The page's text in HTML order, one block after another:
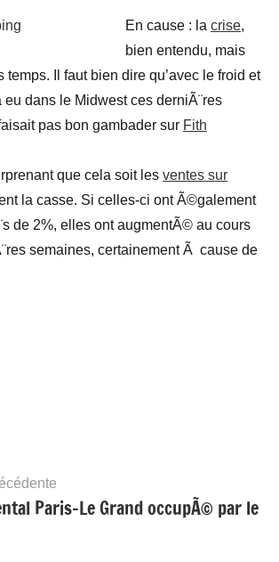
En cause : la crise,
bien entendu, mais
temps. Il faut bien dire qu’avec le froid et
eu dans le Midwest ces derniÃ¨res
pas bon gambader sur Fith
que cela soit les ventes sur
la casse. Si celles-ci ont Ã©galement
de 2%, elles ont augmentÃ© au cours
semaines, certainement Ã cause de
Paris-Le Grand occupÃ© par le